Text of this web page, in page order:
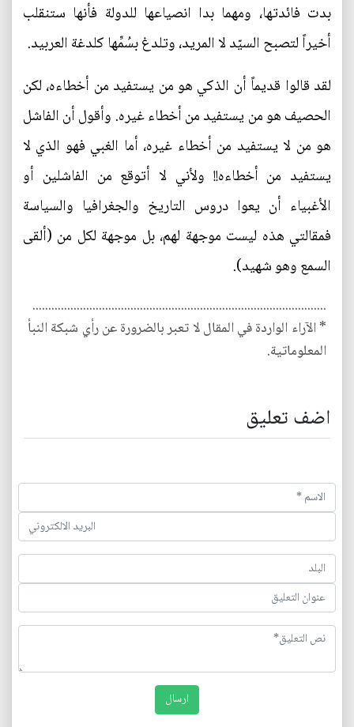
بدت فائدتها، ومهما بدا انصياعها للدولة فأنها ستنقلب
أخيراً لتصبح السيّد لا المريد، وتلدغ بسُمِّها كلدغة العربيد.
لقد قالوا قديماً أن الذكي هو من يستفيد من أخطاءه، لكن
الحصيف هو من يستفيد من أخطاء غيره. وأقول أن الفاشل
هو من لا يستفيد من أخطاء غيره، أما الغبي فهو الذي لا
يستفيد من أخطاءه!! ولأني لا أتوقع من الفاشلين أو
الأغبياء أن يعوا دروس التاريخ والجغرافيا والسياسة
فمقالتي هذه ليست موجهة لهم، بل موجهة لكل من (ألقى
السمع وهو شهيد).
.............................................................................................
* الآراء الواردة في المقال لا تعبر بالضرورة عن رأي شبكة النبأ
المعلوماتية.
اضف تعليق